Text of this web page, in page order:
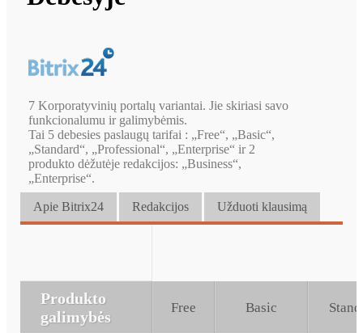
7 Korporatyvinių portalų variantai. Jie skiriasi savo
funkcionalumu ir galimybėmis.
Tai 5 debesies paslaugų tarifai : „Free“, „Basic“,
„Standard“, „Professional“, „Enterprise“ ir 2
produkto dėžutėje redakcijos: „Business“,
„Enterprise“.
Apie Bitrix24 Redakcijos Užduoti klausimą
Produkto
galimybės
Free Basic